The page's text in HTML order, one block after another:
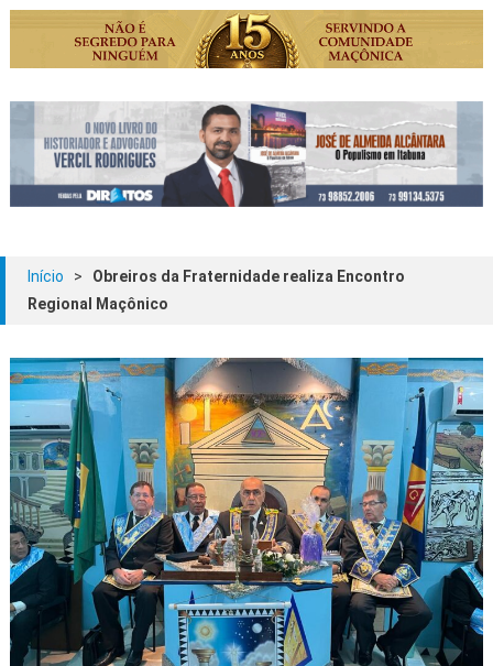
Início >
Obreiros da Fraternidade realiza Encontro
Regional Maçônico